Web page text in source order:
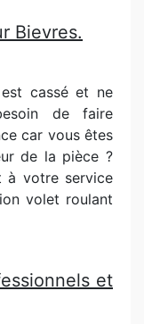
Bievres.
cassé et ne
de faire
car vous êtes
de la pièce ?
à votre service
volet roulant
et